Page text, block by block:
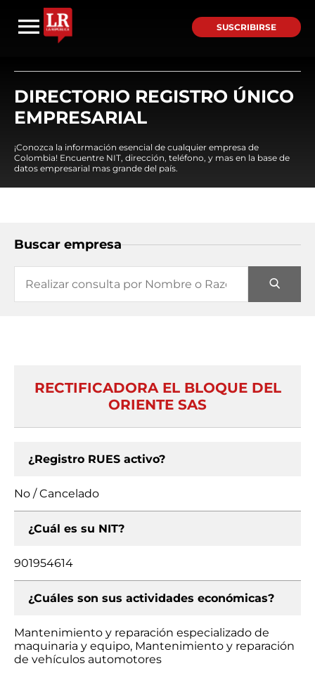
SUSCRIBIRSE
DIRECTORIO REGISTRO ÚNICO
EMPRESARIAL
¡Conozca la información esencial de cualquier empresa de
Colombia! Encuentre NIT, dirección, teléfono, y mas en la base de
datos empresarial mas grande del país.
Buscar empresa
RECTIFICADORA EL BLOQUE DEL
ORIENTE SAS
¿Registro RUES activo?
No / Cancelado
¿Cuál es su NIT?
901954614
¿Cuáles son sus actividades económicas?
Mantenimiento y reparación especializado de
maquinaria y equipo, Mantenimiento y reparación
de vehículos automotores